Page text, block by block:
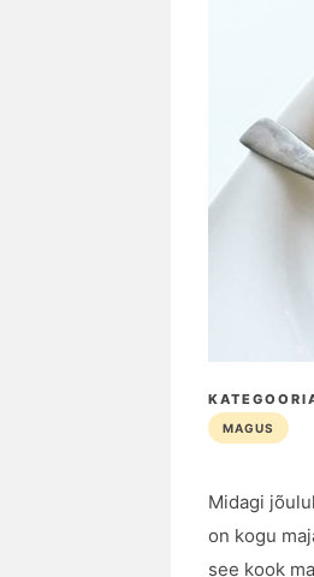
MAGUS
Midagi
on kogu
see kook